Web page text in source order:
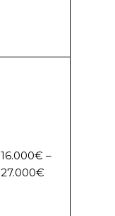
16.000€ –
27.000€